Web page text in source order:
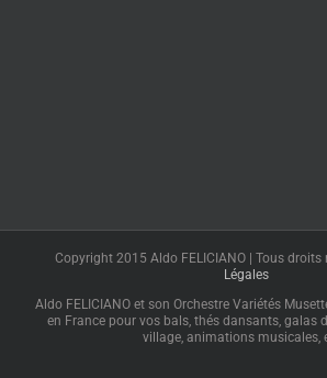
Copyright 2015 Aldo FELICIANO | Tous droits
Légales
Aldo FELICIANO et son Orchestre Variétés
en France pour vos bals, thés dansants, galas
village, animations musicales,